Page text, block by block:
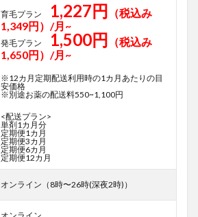
育毛プラン 1,227円 （税込み
1,349円）/月~
発毛プラン 1,500円 （税込み
1,650円）/月~
※12カ月定期配送利用時の1カ月あたりの目
安価格
※別途お薬の配送料550~1,100円
<配送プラン>
単剤1カ月分
定期便1カ月
定期便3カ月
定期便6カ月
定期便12カ月
オンライン（8時〜26時(深夜2時)）